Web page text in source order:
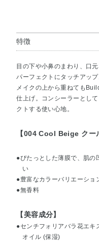
特徴
目の下や小鼻のまわり、口
パーフェクトにタッチアップ
メイクの上から重ねても
仕上げ。コンシーラーとし
クトする使い心地。
【004 Cool Beige クー
●ぴたっとした薄膜で、肌の
い
●豊富なカラーバリエーショ
●無香料
【美容成分】
●センチフォリアバラ花エキ
オイル (保湿)